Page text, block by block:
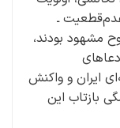
ـ
مشهود بودند،
ایران و واکنش
بازتاب این